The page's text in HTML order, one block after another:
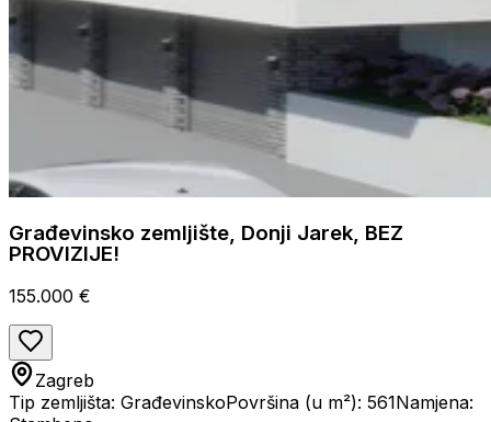
Građevinsko zemljište, Donji Jarek, BEZ
PROVIZIJE!
155.000 €
Zagreb
Tip zemljišta: GrađevinskoPovršina (u m²): 561Namjena: